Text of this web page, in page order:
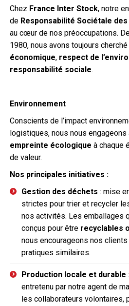
Chez France Inter Stock, notre
de Responsabilité Sociétale
au cœur de nos préoccupations.
1980, nous avons toujours
économique, respect de
responsabilité sociale.
Environnement
Conscients de l’impact
logistiques, nous nous engageons
empreinte écologique à chaque
de valeur.
Nos principales initiatives :
Gestion des déchets : mise
strictes pour trier et recycler
nos activités. Les emballages
conçus pour être recyclables
nous encourageons nos
pratiques similaires.
Production locale et durable
entretenu par notre agent de
les collaborateurs volontaires,